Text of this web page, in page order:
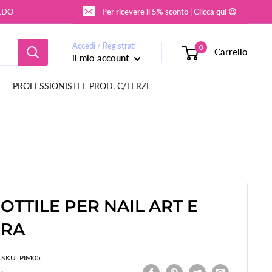
Per ricevere il 5% sconto | Clicca qui 😉
Accedi / Registrati
il mio account
0 Carrello
PROFESSIONISTI E PROD. C/TERZI
PER NAIL ART E
SKU: PIM05